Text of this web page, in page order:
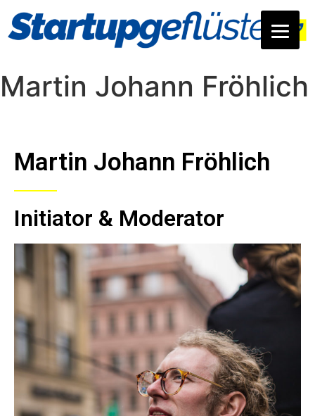
Martin Johann Fröhlich
Martin Johann Fröhlich
Initiator & Moderator